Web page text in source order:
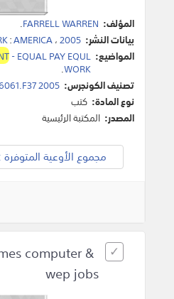
المؤلف: FARRELL WARREN
.
بيانات النشر:
:AMERICA،2005
المواضيع: - EQUAL PAY EQUL
WORK
.
تصنيف الكونجرس: 2005
نوع المادة: كتب
المصدر: المكتبة الرئيسية
مجموع الأوعية المتوفرة :
computer &
wep jobs